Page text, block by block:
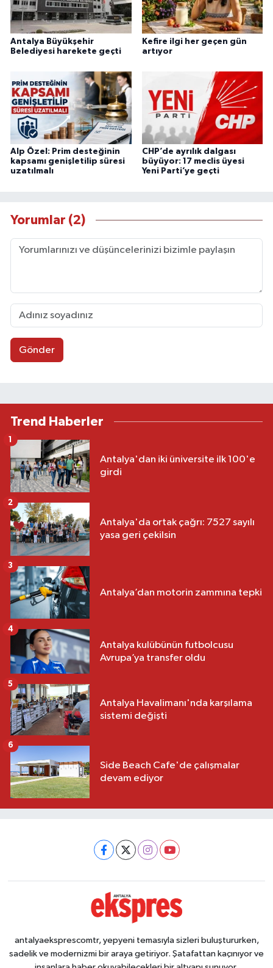
Antalya Büyükşehir
Belediyesi harekete geçti
Kefire ilgi her geçen gün
artıyor
Alp Özel: Prim desteğinin
kapsamı genişletilip süresi
uzatılmalı
CHP’de ayrılık dalgası
büyüyor: 17 meclis üyesi
Yeni Parti’ye geçti
Yorumlar (2)
Gönder
Trend Haberler
Antalya'dan iki üniversite ilk 100'e
girdi
1
Antalya'da ortak çağrı: 7527 sayılı
yasa geri çekilsin
2
Antalya’dan motorin zammına tepki
3
Antalya kulübünün futbolcusu
Avrupa’ya transfer oldu
4
Antalya Havalimanı'nda karşılama
sistemi değişti
5
Side Beach Cafe'de çalışmalar
devam ediyor
6
antalyaeksprescomtr, yepyeni temasıyla sizleri buluştururken,
sadelik ve modernizmi bir araya getiriyor. Şatafattan kaçınıyor ve